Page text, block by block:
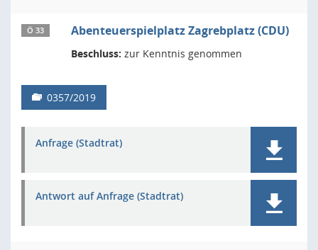
Ö 33 Abenteuerspielplatz Zagrebplatz (CDU)
Beschluss: zur Kenntnis genommen
0357/2019
Anfrage (Stadtrat)
Antwort auf Anfrage (Stadtrat)